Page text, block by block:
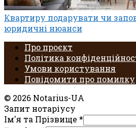
Квартиру подарувати чи
юридичні нюанси
Про проєкт
Політика
Умови користування
Повідомити про помилку
© 2026 Notarius-UA
Запит нотаріусу
Ім'я та Прізвище *